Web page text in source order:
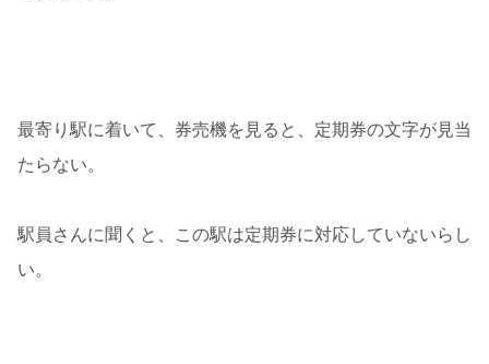
最寄り駅に着いて、券売機を見ると、定期券の文字が見当
たらない。
駅員さんに聞くと、この駅は定期券に対応していないらし
い。